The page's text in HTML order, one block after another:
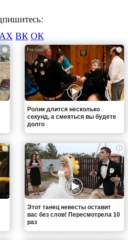
ВК ОК
i i
Ролик длится несколько
секунд, а смеяться вы будете
долго
i i
Этот танец невесты оставит
вас без слов! Пересмотрела 10
раз